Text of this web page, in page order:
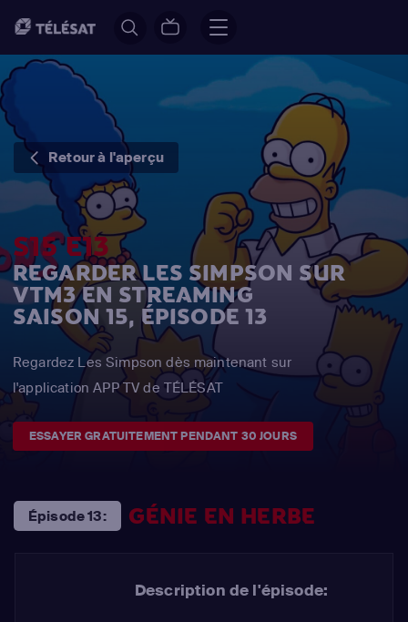
Retour à l'aperçu
S15 E13
REGARDER LES SIMPSON SUR
VTM3 EN STREAMING
SAISON 15, ÉPISODE 13
Regardez Les Simpson dès maintenant sur
l'application APP TV de TÉLÉSAT
ESSAYER GRATUITEMENT PENDANT 30 JOURS
Épisode 13: GÉNIE EN HERBE
Description de l'épisode: